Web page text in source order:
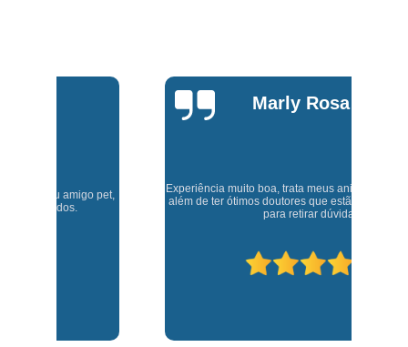
Marly Rosa
Experiência muito boa, trata meus animaizinhos super bem
além de ter ótimos doutores que estão sempre disponíveis